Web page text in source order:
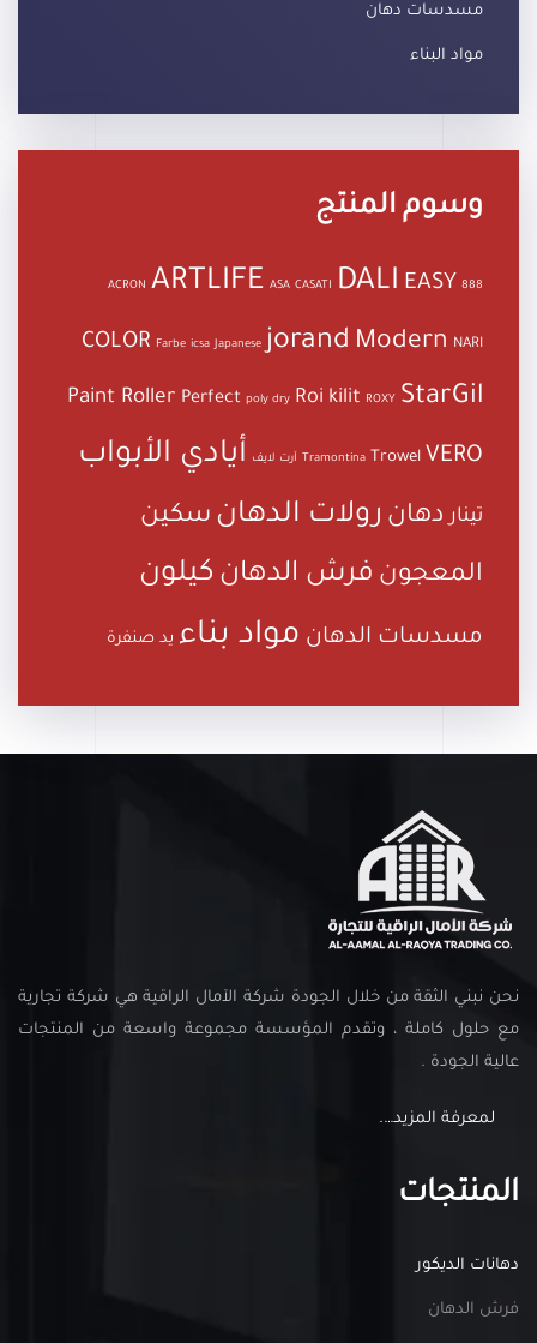
مسدسات دهان
مواد البناء
وسوم المنتج
888
ACRON ARTLIFE ASA CASATI DALI EASY
COLOR Farbe icsa Japanese jorand Modern NARI
Paint Roller Perfect poly dry Roi kilit ROXY StarGil
Tramontina Trowel VERO آرت لايف أيادي الأبواب
تينار دهان رولات الدهان سكين
المعجون فرش الدهان كيلون
مسدسات الدهان مواد بناء يد صنفرة
نحن نبني الثقة من خلال الجودة شركة الآمال الراقية هي شركة تجارية
مع حلول كاملة ، وتقدم المؤسسة مجموعة واسعة من المنتجات
عالية الجودة .
لمعرفة المزيد….
المنتجات
دهانات الديكور
فرش الدهان